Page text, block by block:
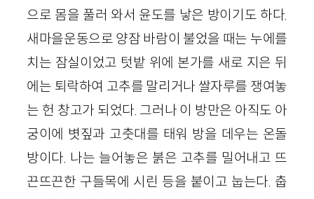
으로 몸을 풀러 와서 윤도를 낳은 방이기도 하다.
새마을운동으로 양잠 바람이 불었을 때는 누에를
치는 잠실이었고 텃밭 위에 본가를 새로 지은 뒤
에는 퇴락하여 고추를 말리거나 쌀자루를 쟁여놓
는 헌 창고가 되었다. 그러나 이 방만은 아직도 아
궁이에 볏짚과 고춧대를 태워 방을 데우는 온돌
방이다. 나는 늘어놓은 붉은 고추를 밀어내고 뜨
끈뜨끈한 구들목에 시린 등을 붙이고 눕는다. 춥